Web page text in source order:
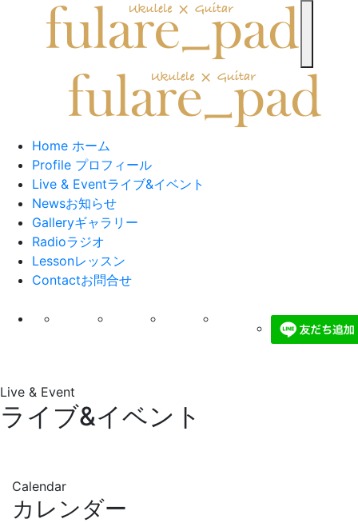
Home ホーム
Profile プロフィール
Live & Eventライブ&イベント
Newsお知らせ
Galleryギャラリー
Radioラジオ
Lessonレッスン
Contactお問合せ
Live & Event
ライブ&イベント
Calendar
カレンダー